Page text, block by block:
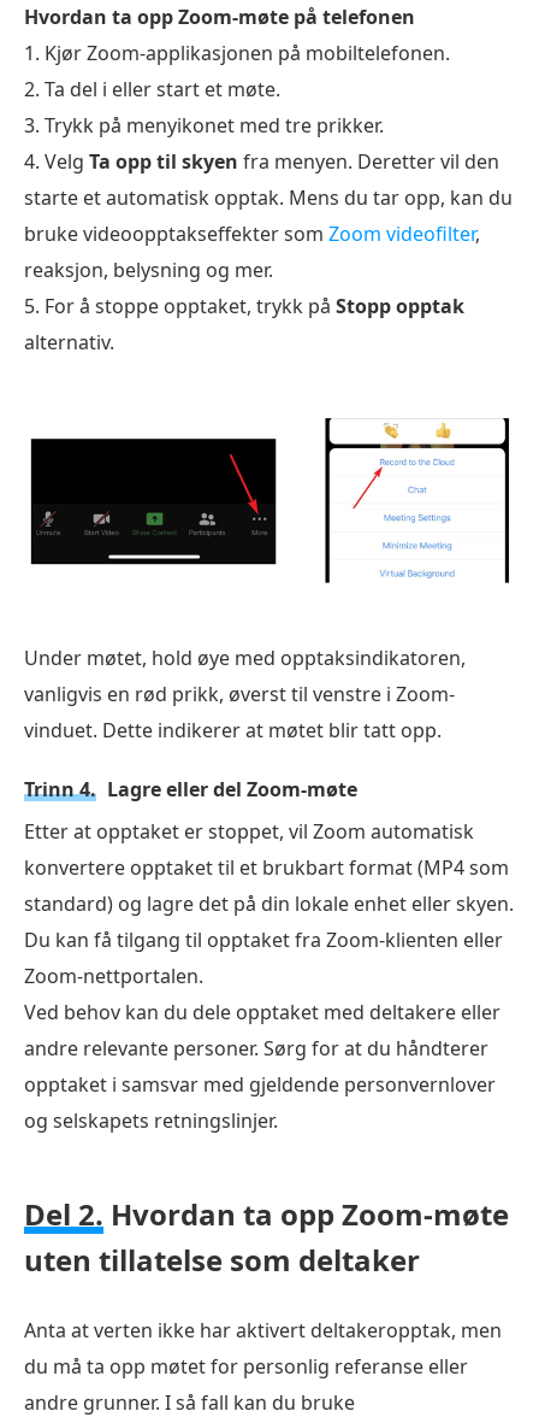
Hvordan ta opp Zoom-møte på telefonen
1. Kjør Zoom-applikasjonen på mobiltelefonen.
2. Ta del i eller start et møte.
3. Trykk på menyikonet med tre prikker.
4. Velg Ta opp til skyen fra menyen. Deretter vil den
starte et automatisk opptak. Mens du tar opp, kan du
bruke videoopptakseffekter som Zoom videofilter,
reaksjon, belysning og mer.
5. For å stoppe opptaket, trykk på Stopp opptak
alternativ.
Under møtet, hold øye med opptaksindikatoren,
vanligvis en rød prikk, øverst til venstre i Zoom-
vinduet. Dette indikerer at møtet blir tatt opp.
Trinn 4. Lagre eller del Zoom-møte
Etter at opptaket er stoppet, vil Zoom automatisk
konvertere opptaket til et brukbart format (MP4 som
standard) og lagre det på din lokale enhet eller skyen.
Du kan få tilgang til opptaket fra Zoom-klienten eller
Zoom-nettportalen.
Ved behov kan du dele opptaket med deltakere eller
andre relevante personer. Sørg for at du håndterer
opptaket i samsvar med gjeldende personvernlover
og selskapets retningslinjer.
Del 2. Hvordan ta opp Zoom-møte
uten tillatelse som deltaker
Anta at verten ikke har aktivert deltakeropptak, men
du må ta opp møtet for personlig referanse eller
andre grunner. I så fall kan du bruke